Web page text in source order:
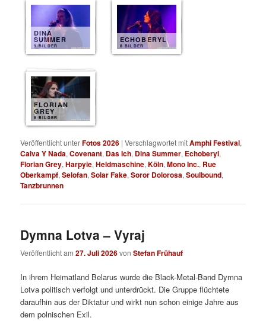
DINA
SUMMER
9 BILDER
ECHOBERYL
8 BILDER
FLORIAN
GREY
8 BILDER
Veröffentlicht unterFotos 2026 |Verschlagwortet mitAmphi Festival,
Calva Y Nada,Covenant, Das Ich, Dina Summer, Echoberyl,
Florian Grey,Harpyie,Heldmaschine,Köln,Mono Inc., Rue
Oberkampf,Selofan,Solar Fake,Soror Dolorosa,Soulbound,
Tanzbrunnen
Dymna Lotva – Vyraj
Veröffentlicht am27. Juli 2026vonStefan Frühauf
In ihrem Heimatland Belarus wurde die Black-Metal-Band Dymna
Lotva politisch verfolgt und unterdrückt. Die Gruppe flüchtete
daraufhin aus der Diktatur und wirkt nun schon einige Jahre aus
dem polnischen Exil.